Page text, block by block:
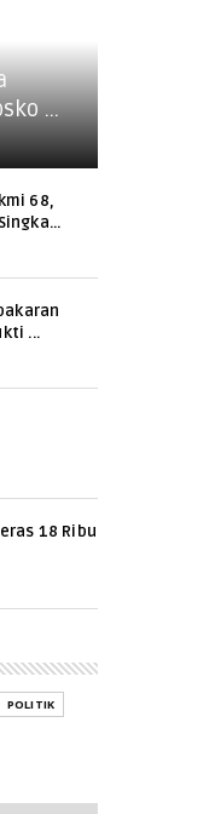
...
68,
...
18 Ribu
POLITIK